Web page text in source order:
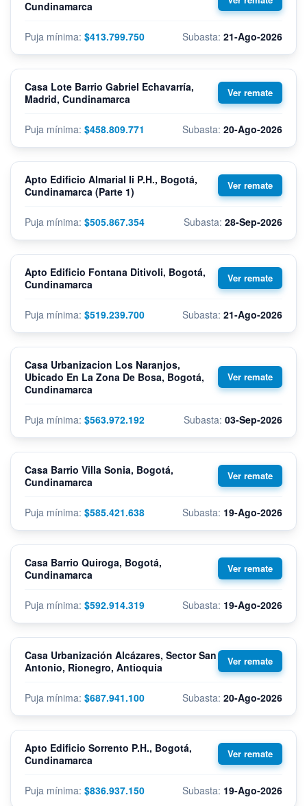
$413.799.750
Cundinamarca
21-Ago-2026
$458.809.771
Casa Lote Barrio Gabriel Echavarría,
Madrid, Cundinamarca
20-Ago-2026
$505.867.354
Apto Edificio Almarial Ii P.H., Bogotá,
Cundinamarca (Parte 1)
28-Sep-2026
$519.239.700
Apto Edificio Fontana Ditivoli, Bogotá,
Cundinamarca
21-Ago-2026
$563.972.192
Casa Urbanizacion Los Naranjos,
Ubicado En La Zona De Bosa, Bogotá,
Cundinamarca
03-Sep-2026
$585.421.638
Casa Barrio Villa Sonia, Bogotá,
Cundinamarca
19-Ago-2026
$592.914.319
Casa Barrio Quiroga, Bogotá,
Cundinamarca
19-Ago-2026
$687.941.100
Casa Urbanización Alcázares, Sector San
Antonio, Rionegro, Antioquia
20-Ago-2026
$836.937.150
Apto Edificio Sorrento P.H., Bogotá,
Cundinamarca
19-Ago-2026